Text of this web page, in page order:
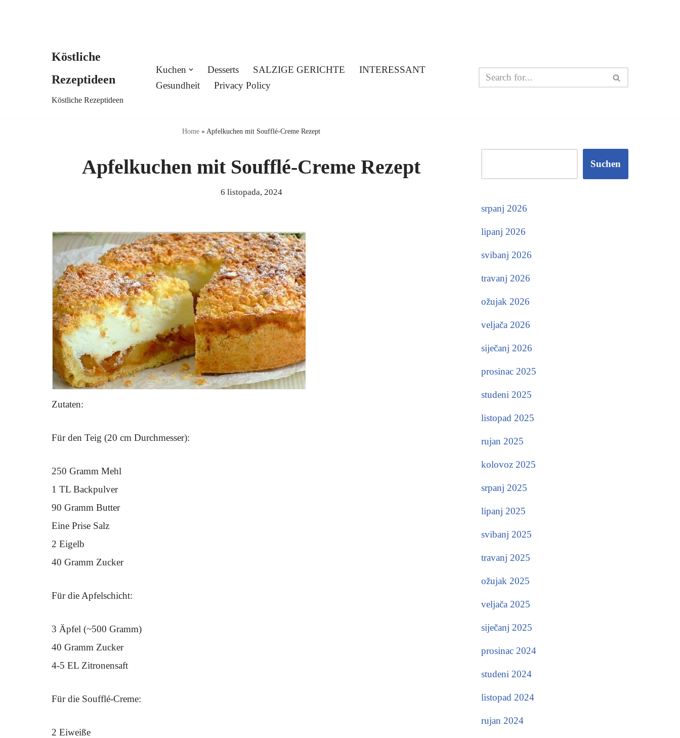
Köstliche
Rezeptideen
Köstliche Rezeptideen
Kuchen Desserts SALZIGE GERICHTE
INTERESSANT
Gesundheit
Privacy Policy
Home » Apfelkuchen mit Soufflé-Creme Rezept
Apfelkuchen mit Soufflé-Creme Rezept
6 listopada, 2024
Zutaten:
Für den Teig (20 cm Durchmesser):
250 Gramm Mehl
1 TL Backpulver
90 Gramm Butter
Eine Prise Salz
2 Eigelb
40 Gramm Zucker
Für die Apfelschicht:
3 Äpfel (~500 Gramm)
40 Gramm Zucker
4-5 EL Zitronensaft
Für die Soufflé-Creme:
2 Eiweiße
Suchen
srpanj 2026
lipanj 2026
svibanj 2026
travanj 2026
ožujak 2026
veljača 2026
siječanj 2026
prosinac 2025
studeni 2025
listopad 2025
rujan 2025
kolovoz 2025
srpanj 2025
lipanj 2025
svibanj 2025
travanj 2025
ožujak 2025
veljača 2025
siječanj 2025
prosinac 2024
studeni 2024
listopad 2024
rujan 2024